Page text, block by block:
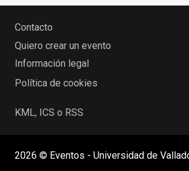
Contacto
Quiero crear un evento
Información legal
Política de cookies
KML, ICS o RSS
2026 © Eventos - Universidad de